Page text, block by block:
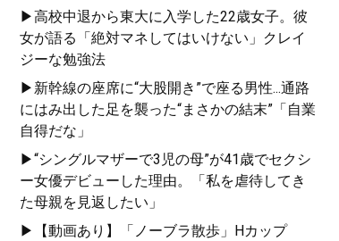
▶高校中退から東大に入学した22歳女子。彼
女が語る「絶対マネしてはいけない」クレイ
ジーな勉強法
▶新幹線の座席に“大股開き”で座る男性...通路
にはみ出した足を襲った“まさかの結末”「自業
自得だな」
▶“シングルマザーで3児の母”が41歳でセクシ
ー女優デビューした理由。「私を虐待してき
た母親を見返したい」
▶【動画あり】「ノーブラ散歩」Hカップ